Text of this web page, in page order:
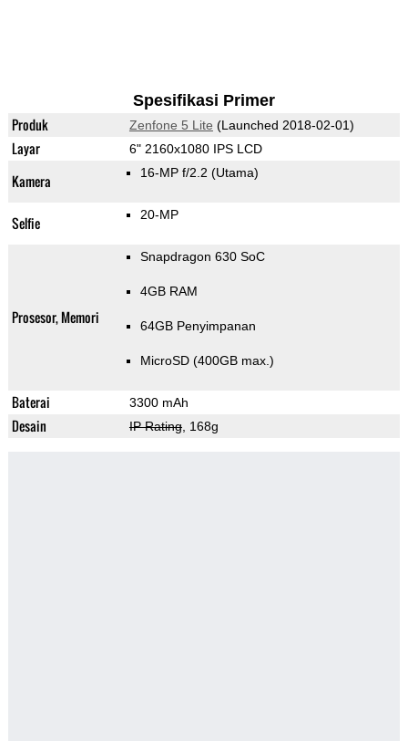
Spesifikasi Primer
Produk Zenfone 5 Lite (Launched 2018-02-01)
Layar 6" 2160x1080 IPS LCD
Kamera 16-MP f/2.2 (Utama)
Selfie 20-MP
Prosesor, Memori
Snapdragon 630 SoC
4GB RAM
64GB Penyimpanan
MicroSD (400GB max.)
Baterai 3300 mAh
Desain IP Rating, 168g